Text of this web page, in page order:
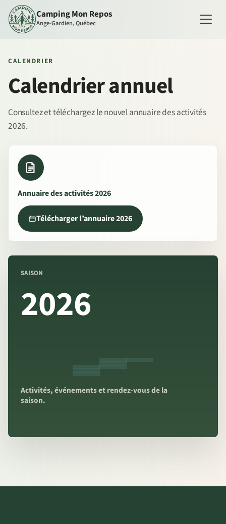
Camping Mon Repos
Ange-Gardien, Québec
CALENDRIER
Calendrier annuel
Consultez et téléchargez le nouvel annuaire des activités
2026.
Annuaire des activités 2026
Télécharger l’annuaire 2026
SAISON
2026
Activités, événements et rendez-vous de la
saison.